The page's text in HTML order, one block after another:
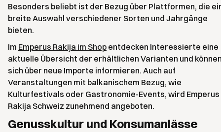
Besonders beliebt ist der Bezug über Plattformen, die
breite Auswahl verschiedener Sorten und Jahrgänge
bieten.
Im Emperus Rakija im Shop entdecken Interessierte eine
aktuelle Übersicht der erhältlichen Varianten und
sich über neue Importe informieren. Auch auf
Veranstaltungen mit balkanischem Bezug, wie
Kulturfestivals oder Gastronomie-Events, wird Emperus
Rakija Schweiz zunehmend angeboten.
Genusskultur und Konsumanlässe